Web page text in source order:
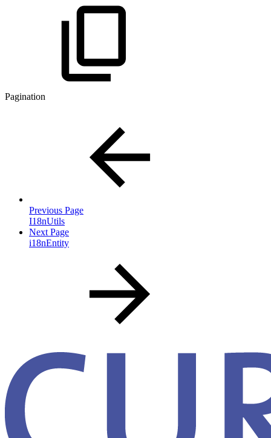
Pagination
Previous Page
I18nUtils
Next Page
i18nEntity